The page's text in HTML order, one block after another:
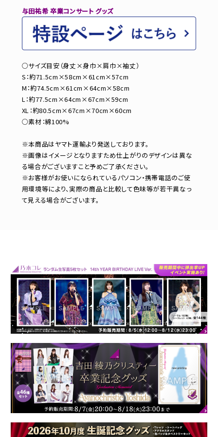
与田祐希 卒業コンサート グッズ
○サイズ目安（身丈×身巾×肩巾×袖丈）
S：約71.5cm×58cm×61cm×57cm
M：約74.5cm×61cm×64cm×58cm
L：約77.5cm×64cm×67cm×59cm
XL：約80.5cm×67cm×70cm×60cm
○素材：綿100%
※本商品はヤマト運輸より発送しております。
※画像はイメージとなりますため仕上がりのデザインは異な
る場合がございますこと予めご了承ください。
※お客様がお使いになられているパソコン・携帯電話のご使
用環境等により、実際の商品と比較して色味等が若干異なっ
て見える場合がございます。